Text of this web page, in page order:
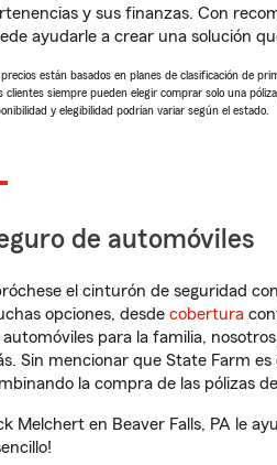
y sus finanzas. Con
ayudarle a crear una solución
están basados en planes de clasificación de
clientes siempre pueden elegir comprar solo una
y elegibilidad podrían variar según el estado.
de automóviles
el cinturón de seguridad
opciones, desde cobertura
automóviles para la familia,
Sin mencionar que State Farm
la compra de las pólizas
Melchert en Beaver Falls, PA le